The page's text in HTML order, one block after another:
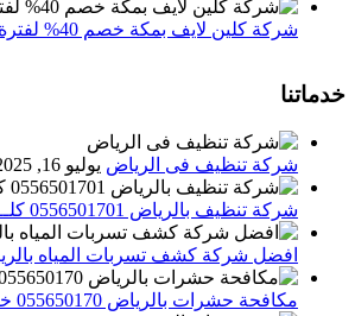
شركة كلين لايف بمكة خصم 40% لفترة محدودة للتواصل 0552071750 نصلك اينما كنت
خدماتنا
شركة تنظيف فى الرياض يوليو 16, 2025
شركة تنظيف بالرياض 0556501701 كلــين لايــن خصم 39% تنظيف وتعقيم المنازل باحدث الاجهزة
افضل شركة كشف تسربات المياه بالرياض خصم 39% اطلب الان
مكافحة حشرات بالرياض 055650170 خصم 39% القضاء التام علي الحشرات والقوارض